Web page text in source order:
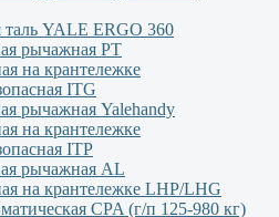
YALE ERGO 360
рычажная PT
на крантележке
ITG
рычажная Yalehandy
на крантележке
ITP
рычажная AL
на крантележке LHP/LHG
CPA (г/п 125-980 кг)